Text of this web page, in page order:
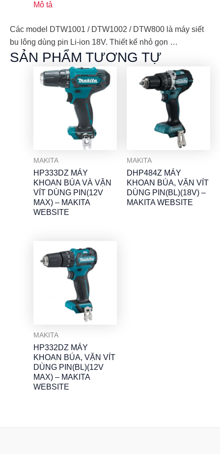
Mô tả
Các model DTW1001 / DTW1002 / DTW800 là máy siết
bu lông dùng pin Li-ion 18V. Thiết kế nhỏ gọn …
SẢN PHẨM TƯƠNG TỰ
MAKITA
HP333DZ MÁY
KHOAN BÚA VÀ VẶN
VÍT DÙNG PIN(12V
MAX) – MAKITA
WEBSITE
MAKITA
DHP484Z MÁY
KHOAN BÚA, VẶN VÍT
DÙNG PIN(BL)(18V) –
MAKITA WEBSITE
MAKITA
HP332DZ MÁY
KHOAN BÚA, VẶN VÍT
DÙNG PIN(BL)(12V
MAX) – MAKITA
WEBSITE